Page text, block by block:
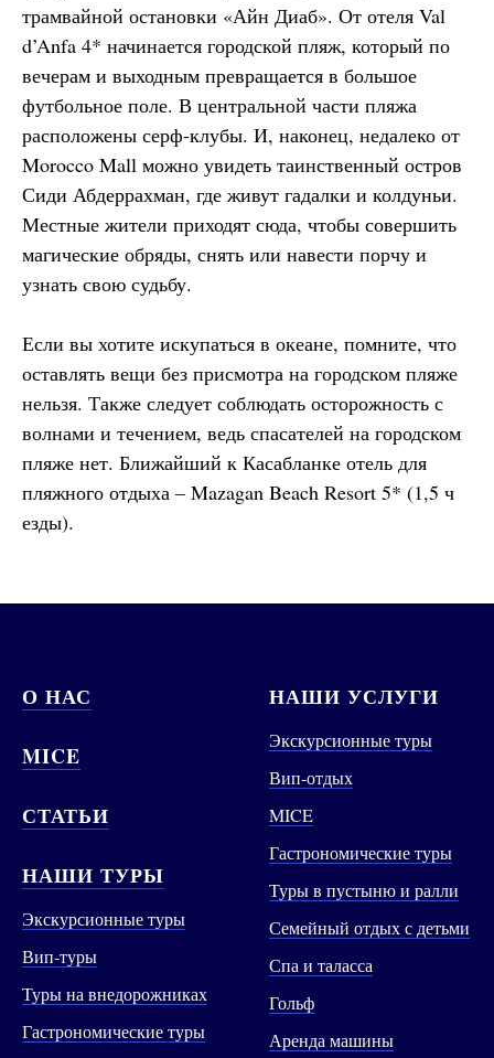
трамвайной остановки «Айн Диаб». От отеля Val
d’Anfa 4* начинается городской пляж, который по
вечерам и выходным превращается в большое
футбольное поле. В центральной части пляжа
расположены серф-клубы. И, наконец, недалеко от
Morocco Mall можно увидеть таинственный остров
Сиди Абдеррахман, где живут гадалки и колдуньи.
Местные жители приходят сюда, чтобы совершить
магические обряды, снять или навести порчу и
узнать свою судьбу.
Если вы хотите искупаться в океане, помните, что
оставлять вещи без присмотра на городском пляже
нельзя. Также следует соблюдать осторожность с
волнами и течением, ведь спасателей на городском
пляже нет. Ближайший к Касабланке отель для
пляжного отдыха – Mazagan Beach Resort 5* (1,5 ч
езды).
О НАС
MICE
СТАТЬИ
НАШИ ТУРЫ
Экскурсионные туры
Вип-туры
Туры на внедорожниках
Гастрономические туры
НАШИ УСЛУГИ
Экскурсионные туры
Вип-отдых
MICE
Гастрономические туры
Туры в пустыню и ралли
Семейный отдых с детьми
Спа и таласса
Гольф
Аренда машины